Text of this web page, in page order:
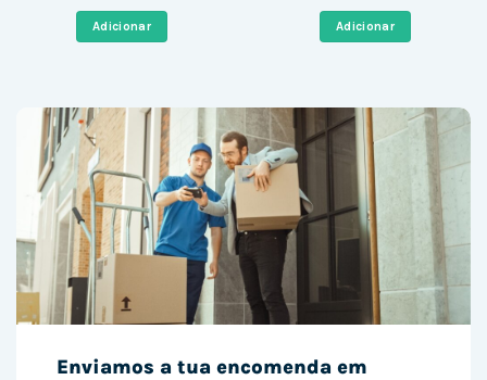
era:
595,00 €.
Adicionar
era:
1.141,85 €.
Adicionar
Enviamos a tua encomenda em